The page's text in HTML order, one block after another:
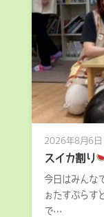
2026年8月6日
スイカ割り
今日はみんな
ぉたすぷらす
で…